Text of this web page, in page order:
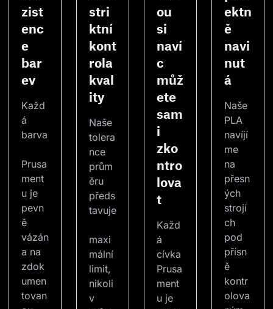
zist
enc
e
bar
ev
Každ
á
barva
Prusa
ment
u je
pevn
ě
vázán
a na
zdok
umen
tovan
stri
ktní
kont
rola
kval
ity
Naše
tolera
nce
prům
ěru
předs
tavuje
maxi
mální
limit,
nikoli
v
ou
si
naví
c
můž
ete
sam
i
zko
ntro
lova
t
Každ
á
cívka
Prusa
ment
u je
ektn
ě
navi
nut
á
Naše
PLA
navíjí
me
na
přesn
ých
strojí
ch
pod
přísn
ě
kontr
olova